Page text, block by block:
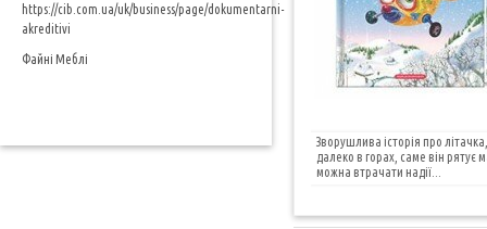
Зворушлива історія про
далеко в горах, саме він рятує
можна втрачати надії...
https://cib.com.ua/uk/business/page/dokumentarni-
akreditivi
Файні Меблі